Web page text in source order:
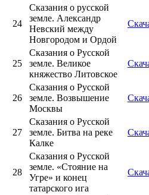
24
Сказания о русской
земле. Александр
Невский между
Новгородом и Ордой
25
Сказания о Русской
земле. Великое
княжество Литовское
26
Сказания о Русской
земле. Возвышение
Москвы
27
Сказания о Русской
земле. Битва на реке
Калке
28
Сказания о Русской
земле. «Стояние на
Угре» и конец
татарского ига